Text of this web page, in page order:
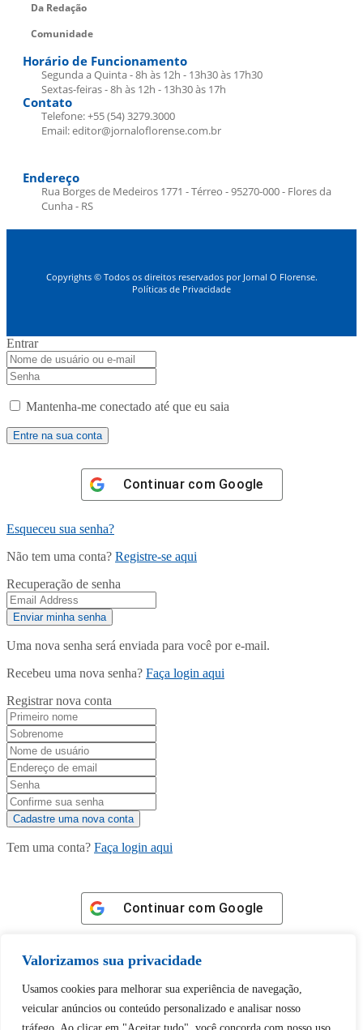
Valorizamos sua privacidade
Usamos cookies para melhorar sua experiência de navegação,
veicular anúncios ou conteúdo personalizado e analisar nosso
Da Redação
Comunidade
Horário de Funcionamento
Segunda a Quinta - 8h às 12h - 13h30 às 17h30
Sextas-feiras - 8h às 12h - 13h30 às 17h
Contato
Telefone: +55 (54) 3279.3000
Email: editor@jornaloflorense.com.br
Endereço
Rua Borges de Medeiros 1771 - Térreo - 95270-000 - Flores da
Cunha - RS
Copyrights © Todos os direitos reservados por Jornal O Florense.
Políticas de Privacidade
Entrar
Mantenha-me conectado até que eu saia
Continuar com Google
Esqueceu sua senha?
Não tem uma conta? Registre-se aqui
Recuperação de senha
Uma nova senha será enviada para você por e-mail.
Recebeu uma nova senha? Faça login aqui
Registrar nova conta
Tem uma conta? Faça login aqui
Continuar com Google
Tem certeza de que deseja